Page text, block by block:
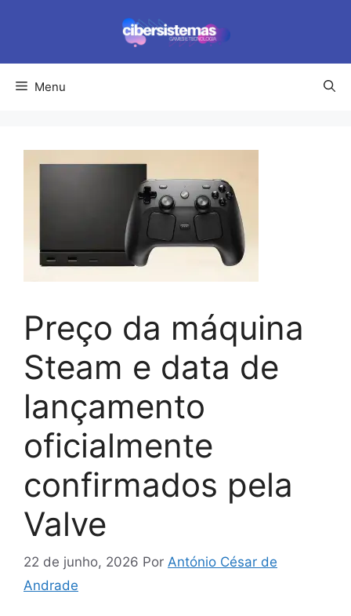
conteúdo
Menu
Preço da máquina
Steam e data de
lançamento
oficialmente
confirmados pela
Valve
22 de junho, 2026 Por António César de
Andrade